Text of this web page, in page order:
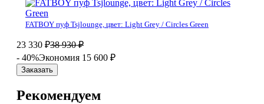
FATBOY пуф Tsjlounge, цвет: Light Grey / Circles Green
23 330 ₽38 930 ₽
- 40%Экономия 15 600 ₽
Заказать
Рекомендуем